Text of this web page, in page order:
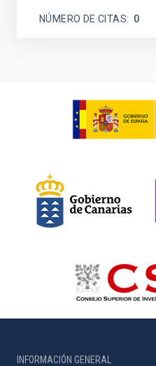
NÚMERO DE CITAS 0
INFORMACIÓN GENERAL